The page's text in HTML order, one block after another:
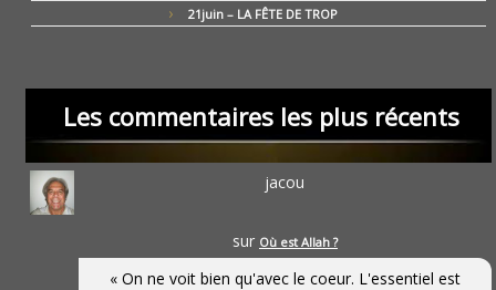
21juin – LA FÊTE DE TROP
Les commentaires les plus récents
jacou
sur Où est Allah ?
« On ne voit bien qu'avec le coeur. L'essentiel est